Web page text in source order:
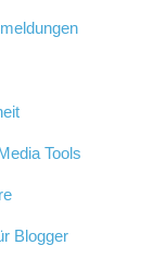
Tools
Blogger